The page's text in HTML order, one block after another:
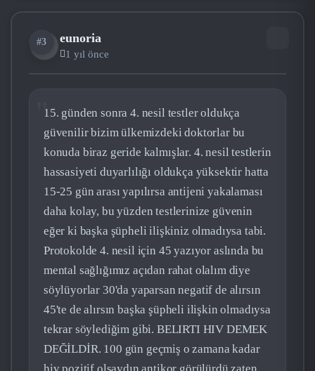
#3
EU
eunoria
1 yıl önce
15. günden sonra 4. nesil testler oldukça
güvenilir bizim ülkemizdeki doktorlar bu
konuda biraz geride kalmışlar. 4. nesil testlerin
hassasiyeti duyarlılığı oldukça yüksektir hatta
15-25 gün arası yapılırsa antijeni yakalaması
daha kolay, bu yüzden testlerinize güvenin
eğer ki başka şüpheli ilişkiniz olmadıysa tabi.
Protokolde 4. nesil için 45 yazıyor aslında bu
mental sağlığımız açıdan rahat olalım diye
söylüyorlar 30'da yaparsan negatif de alırsın
45'te de alırsın başka şüpheli ilişkin olmadıysa
tekrar söylediğim gibi. BELIRTI HIV DEMEK
DEĞİLDİR. 100 gün geçmiş o zamana kadar
hiv pozitif olsaydın antikor görülürdü zaten